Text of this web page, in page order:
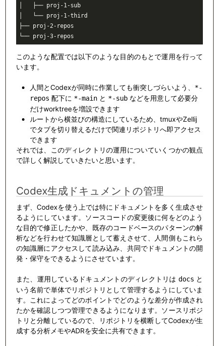
   ├── proj-1-sub
   └── proj-1-third
├── proj-2-repos
└── proj-3-repos
このような配置では以下のような目的のもとで運用を行って
います。
人間とCodexが同時に作業しても衝突しづらいよう、
*-
repos 配下に *-mainと *-subなどを用意して必要分
だけworktreeを増設できます
ルートから横並びの構造にしているため、tmuxやZellij
でタブを切り替えるだけで関連リポジトリへ即アクセス
できます
それでは、このディレクトリの運用についていくつかの観点
で詳しく解説していきたいと思います。
Codex生成ドキュメントの管理
まず、Codexを使う上では特にドキュメントを多く生成させ
るようにしています。ソースコードの変更後に何をどのよう
な目的で修正したかや、既存のコードベースのパターンの解
析などを行わせて知識層として蓄えさせて、人間側もこれら
の知識層にアクセスして読み込み、共同でドキュメントの開
発・保守をできるようにさせています。
また、運用しているドキュメントのディレクトリは docs と
いう名前で単体でリポジトリとして管理するようにしていま
す。これによってどのポイントでどのような差分が作成され
たかを確認しつつ管理できるようになります。ソースリポジ
トリと分離しているので、リポジトリを横断してCodexが生
成する分析メモやADRを安全に共有できます。